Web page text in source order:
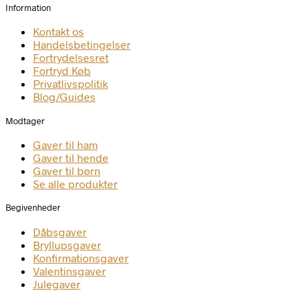
Information
Kontakt os
Handelsbetingelser
Fortrydelsesret
Fortryd Køb
Privatlivspolitik
Blog/Guides
Modtager
Gaver til ham
Gaver til hende
Gaver til børn
Se alle produkter
Begivenheder
Dåbsgaver
Bryllupsgaver
Konfirmationsgaver
Valentinsgaver
Julegaver